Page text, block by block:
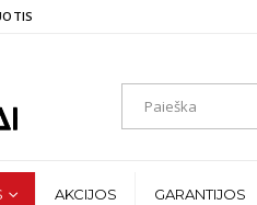
AKCIJOS GARANTIJOS